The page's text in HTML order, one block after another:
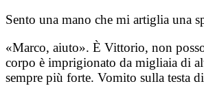
Sento una mano che mi artiglia una
«Marco, aiuto». È Vittorio, non
corpo è imprigionato da migliaia di
sempre più forte. Vomito sulla testa